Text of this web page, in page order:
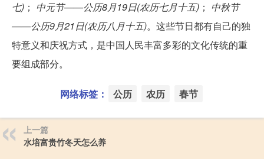
七) ； 中元节——公历8月19日(农历七月十五) ； 中秋节
——公历9月21日(农历八月十五)。这些节日都有自己的独
特意义和庆祝方式，是中国人民丰富多彩的文化传统的重
要组成部分。
网络标签： 公历 农历 春节
上一篇
水培富贵竹冬天怎么养